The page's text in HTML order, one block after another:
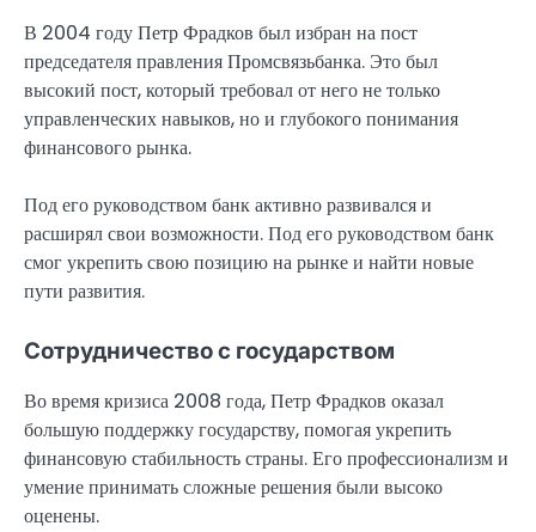
В 2004 году Петр Фрадков был избран на пост
председателя правления Промсвязьбанка. Это был
высокий пост, который требовал от него не только
управленческих навыков, но и глубокого понимания
финансового рынка.
Под его руководством банк активно развивался и
расширял свои возможности. Под его руководством банк
смог укрепить свою позицию на рынке и найти новые
пути развития.
Сотрудничество с государством
Во время кризиса 2008 года, Петр Фрадков оказал
большую поддержку государству, помогая укрепить
финансовую стабильность страны. Его профессионализм и
умение принимать сложные решения были высоко
оценены.